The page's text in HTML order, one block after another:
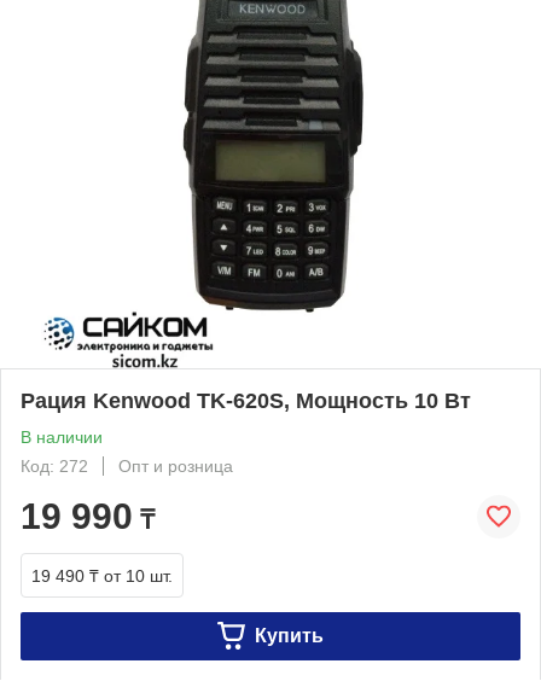
Рация Kenwood TK-620S, Мощность 10 Вт
В наличии
Код: 272
Опт и розница
19 990 ₸
19 490 ₸ от 10 шт.
Купить